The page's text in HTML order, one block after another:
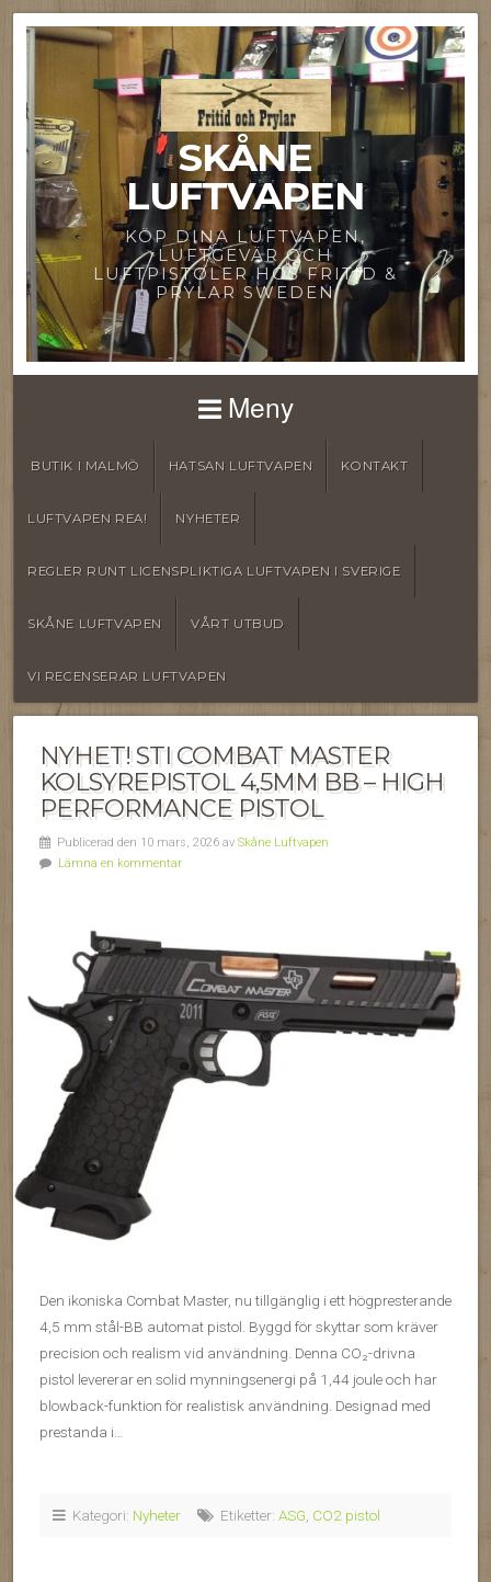
SKÅNE
LUFTVAPEN
KÖP DINA LUFTVAPEN,
LUFTGEVÄR OCH
LUFTPISTOLER HOS FRITID &
PRYLAR SWEDEN
Meny
BUTIK I MALMÖ HATSAN LUFTVAPEN KONTAKT
LUFTVAPEN REA! NYHETER
REGLER RUNT LICENSPLIKTIGA LUFTVAPEN I SVERIGE
SKÅNE LUFTVAPEN VÅRT UTBUD
VI RECENSERAR LUFTVAPEN
NYHET! STI COMBAT MASTER
KOLSYREPISTOL 4,5MM BB – HIGH
PERFORMANCE PISTOL
Publicerad den 10 mars, 2026 av Skåne Luftvapen
Lämna en kommentar
Den ikoniska Combat Master, nu tillgänglig i ett högpresterande
4,5 mm stål-BB automat pistol. Byggd för skyttar som kräver
precision och realism vid användning. Denna CO₂-drivna
pistol levererar en solid mynningsenergi på 1,44 joule och har
blowback-funktion för realistisk användning. Designad med
prestanda i…
Kategori: Nyheter Etiketter: ASG CO2 pistol